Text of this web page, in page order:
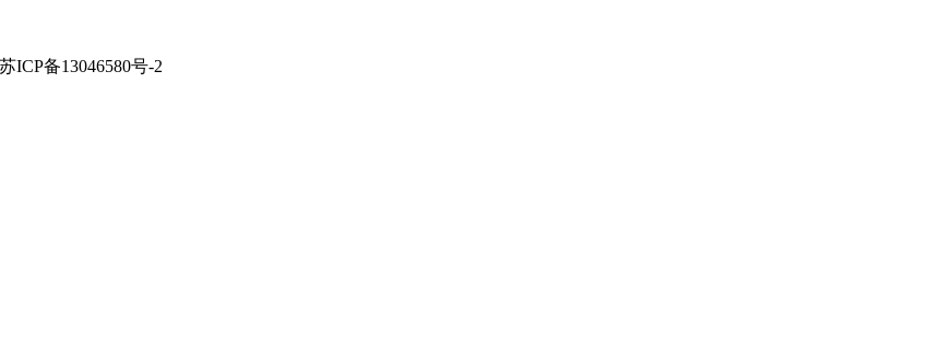
ICP备13046580号-2